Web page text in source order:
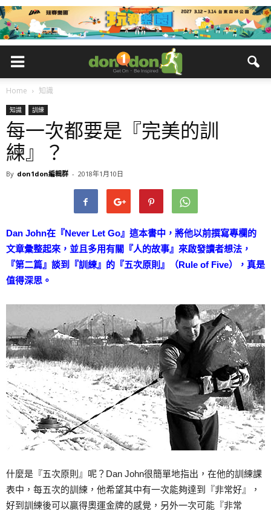
Home 知識
知識 訓練
每一次都要是『完美的訓
練』？
By don1don編輯群 - 2018年1月10日
Dan John在『Never Let Go』這本書中，將他以前撰寫專欄的
文章彙整起來，並且多用有關『人的故事』來啟發讀者想法，
『第二篇』談到『訓練』的『五次原則』（Rule of Five），真是
值得深思。
什麼是『五次原則』呢？Dan John很簡單地指出，在他的訓練課
表中，每五次的訓練，他希望其中有一次能夠達到『非常好』，
好到訓練後可以贏得奧運金牌的感覺，另外一次可能『非常